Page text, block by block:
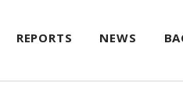
REPORTS NEWS